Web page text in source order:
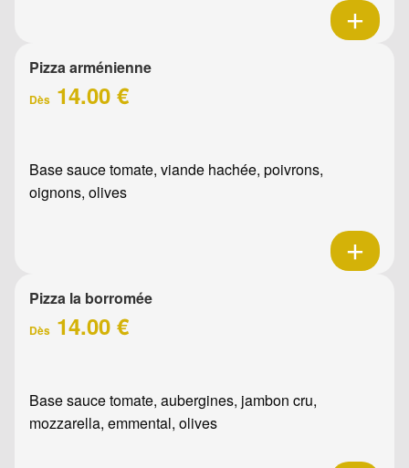
Pizza arménienne
Dès 14.00 €
Base sauce tomate, viande hachée, poivrons,
oignons, olives
Pizza la borromée
Dès 14.00 €
Base sauce tomate, aubergines, jambon cru,
mozzarella, emmental, olives